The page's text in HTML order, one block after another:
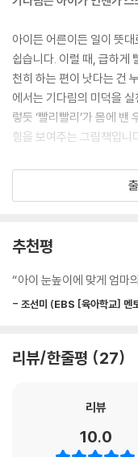
아이든 어른이든 일이 뜻
쉽습니다. 이럴 때, 급하게
천히 하는 편이 낫다는 건
에서는 기다림의 미덕을 실
렇듯 ‘빨리빨리’가 몸에 밴
힘을 보여주는 그림책입니
책을 펼치면 혼자서 장난
엄마 쪽을 보며 ‘잠깐만!’
쪽 신발을 양손으로 쥔 채
는데 아직 신발 신는 게 서
다. ‘천천히 해도 돼, 엄마
『너를 기다릴게』는 엄마
요한 순간순간을 우리 눈
은 혼자 잠들 용기가 부족
다. 그리고 엄마의 ‘기다릴
아이도 조금씩 자라납니
추천평
“아이 눈높이에 맞게 엄마
- 조선미 (EBS [육아학교] 멘
리뷰/한줄평 27
리뷰
10.0